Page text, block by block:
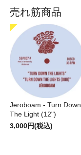
売れ筋商品
Jeroboam - Turn Down
The Light (12")
3,000円(税込)